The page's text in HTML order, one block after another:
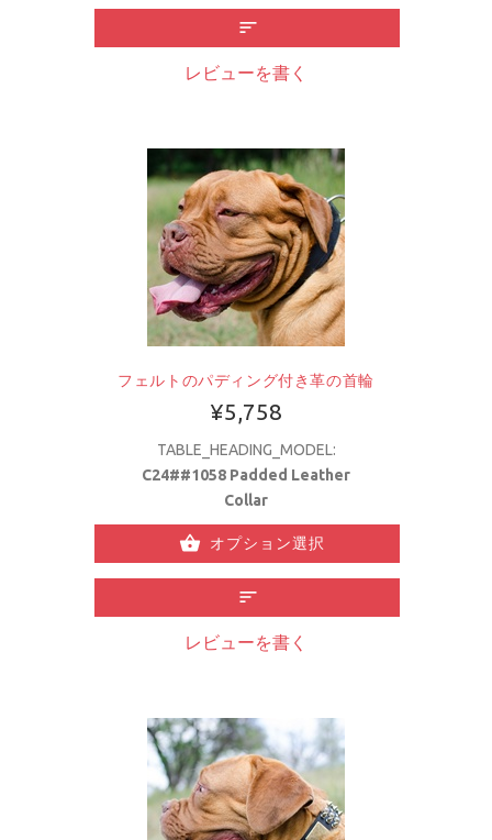
レビューを書く
フェルトのパディング付き革の首輪
¥5,758
TABLE_HEADING_MODEL:
C24##1058 Padded Leather
Collar
オプション選択
レビューを書く